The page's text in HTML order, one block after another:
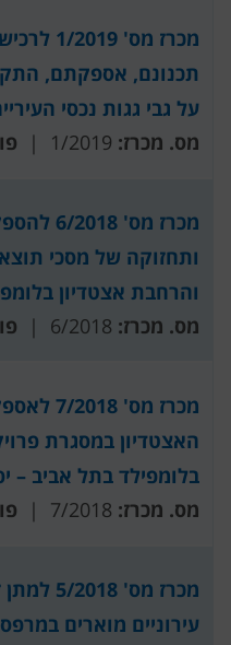
מכרז
תכנונם, אספקתם,
על גבי גגות נכסי
מס. מכרז:
מכרז
ותחזוקה של מסכי
והרחבת אצטדיון
מס. מכרז:
מכרז
האצטדיון במסגרת
בלומפילד בתל אביב –
מס. מכרז:
מכרז
עירוניים מוארים